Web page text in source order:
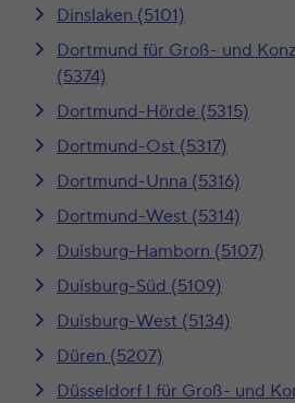
Dinslaken (5101)
Dortmund für Groß- und
(5374)
Dortmund-Hörde (5315)
Dortmund-Ost (5317)
Dortmund-Unna (5316)
Dortmund-West (5314)
Duisburg-Hamborn (5107)
Duisburg-Süd (5109)
Duisburg-West (5134)
Düren (5207)
Düsseldorf I für Groß- und